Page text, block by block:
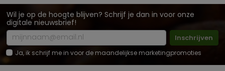
Wil je op de hoogte blijven? Schrijf je dan in voor onze
digitale nieuwsbrief!
Inschrijven
Ja, ik schrijf me in voor de maandelijkse marketingpromoties